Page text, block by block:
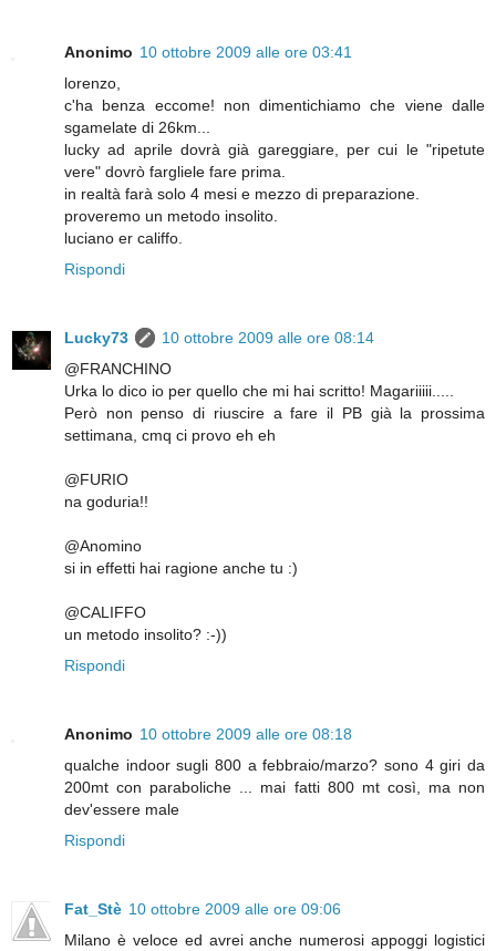
Anonimo 10 ottobre 2009 alle ore 03:41
lorenzo,
c'ha benza eccome! non dimentichiamo che viene dalle
sgamelate di 26km...
lucky ad aprile dovrà già gareggiare, per cui le "ripetute
vere" dovrò fargliele fare prima.
in realtà farà solo 4 mesi e mezzo di preparazione.
proveremo un metodo insolito.
luciano er califfo.
Rispondi
Lucky73
10 ottobre 2009 alle ore 08:14
@FRANCHINO
Urka lo dico io per quello che mi hai scritto! Magariiiii.....
Però non penso di riuscire a fare il PB già la prossima
settimana, cmq ci provo eh eh
@FURIO
na goduria!!
@Anomino
si in effetti hai ragione anche tu :)
@CALIFFO
un metodo insolito? :-))
Rispondi
Anonimo 10 ottobre 2009 alle ore 08:18
qualche indoor sugli 800 a febbraio/marzo? sono 4 giri da
200mt con paraboliche ... mai fatti 800 mt così, ma non
dev'essere male
Rispondi
Fat_Stè 10 ottobre 2009 alle ore 09:06
Milano è veloce ed avrei anche numerosi appoggi logistici